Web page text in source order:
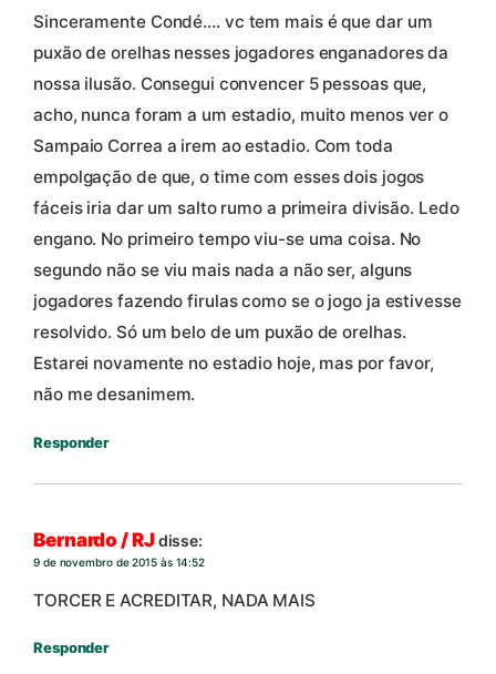
Sinceramente Condé…. vc tem mais é que dar um
puxão de orelhas nesses jogadores enganadores da
nossa ilusão. Consegui convencer 5 pessoas que,
acho, nunca foram a um estadio, muito menos ver o
Sampaio Correa a irem ao estadio. Com toda
empolgação de que, o time com esses dois jogos
fáceis iria dar um salto rumo a primeira divisão. Ledo
engano. No primeiro tempo viu-se uma coisa. No
segundo não se viu mais nada a não ser, alguns
jogadores fazendo firulas como se o jogo ja estivesse
resolvido. Só um belo de um puxão de orelhas.
Estarei novamente no estadio hoje, mas por favor,
não me desanimem.
Responder
Bernardo / RJdisse:
9 de novembro de 2015 às 14:52
TORCER E ACREDITAR, NADA MAIS
Responder